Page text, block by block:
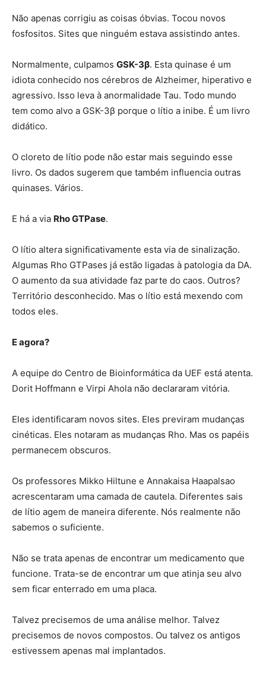
Não apenas corrigiu as coisas óbvias. Tocou novos
fosfositos. Sites que ninguém estava assistindo antes.
Normalmente, culpamos GSK-3β. Esta quinase é um
idiota conhecido nos cérebros de Alzheimer, hiperativo e
agressivo. Isso leva à anormalidade Tau. Todo mundo
tem como alvo a GSK-3β porque o lítio a inibe. É um livro
didático.
O cloreto de lítio pode não estar mais seguindo esse
livro. Os dados sugerem que também influencia outras
quinases. Vários.
E há a via Rho GTPase.
O lítio altera significativamente esta via de sinalização.
Algumas Rho GTPases já estão ligadas à patologia da DA.
O aumento da sua atividade faz parte do caos. Outros?
Território desconhecido. Mas o lítio está mexendo com
todos eles.
E agora?
A equipe do Centro de Bioinformática da UEF está atenta.
Dorit Hoffmann e Virpi Ahola não declararam vitória.
Eles identificaram novos sites. Eles previram mudanças
cinéticas. Eles notaram as mudanças Rho. Mas os papéis
permanecem obscuros.
Os professores Mikko Hiltune e Annakaisa Haapalsao
acrescentaram uma camada de cautela. Diferentes sais
de lítio agem de maneira diferente. Nós realmente não
sabemos o suficiente.
Não se trata apenas de encontrar um medicamento que
funcione. Trata-se de encontrar um que atinja seu alvo
sem ficar enterrado em uma placa.
Talvez precisemos de uma análise melhor. Talvez
precisemos de novos compostos. Ou talvez os antigos
estivessem apenas mal implantados.